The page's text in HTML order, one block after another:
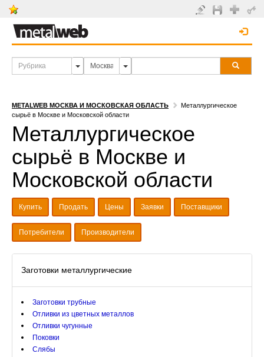
METALWEB МОСКВА И МОСКОВСКАЯ ОБЛАСТЬ
Металлургическое
сырьё в Москве и Московской области
Металлургическое
сырьё в Москве и
Московской области
Купить Продать Цены Заявки Поставщики
Потребители Производители
Заготовки металлургические
Заготовки трубные
Отливки из цветных металлов
Отливки чугунные
Поковки
Слябы